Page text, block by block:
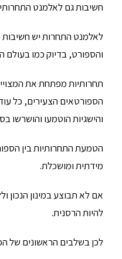
חשיבות גם לאלמנט
לאלמנט התחרות יש חשיבות
והספורט, בדיוק כמו בעולם
תחרותיות מפתחת את
הספורטאים הצעירים, כל
והישגיות הוטמעו והושרשו
הטמעת התחרותיות בין
מידתית ומושכלת.
אם לא תבוצע במינון הנכון
להיות הרסנית.
לכן בשלבים הראשונים של